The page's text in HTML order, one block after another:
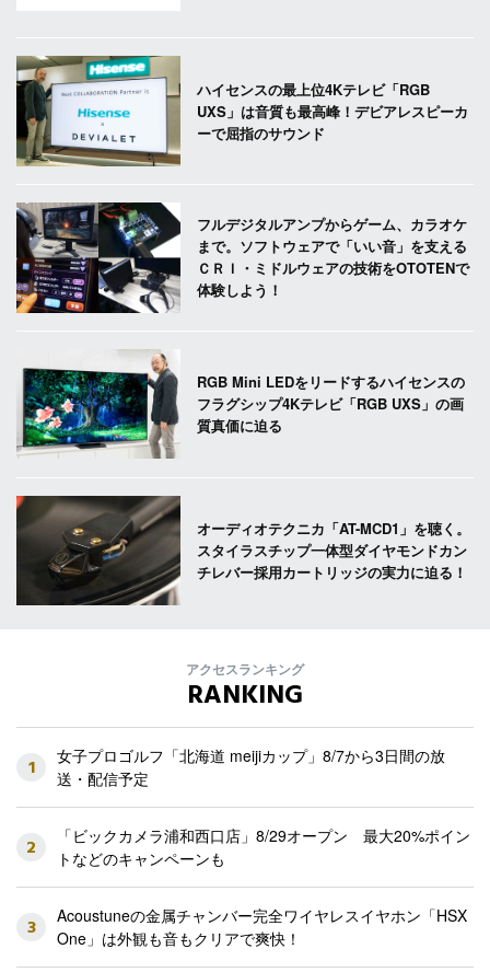
ハイセンスの最上位4Kテレビ「RGB
UXS」は音質も最高峰！デビアレスピーカ
ーで屈指のサウンド
フルデジタルアンプからゲーム、カラオケ
まで。ソフトウェアで「いい音」を支える
ＣＲＩ・ミドルウェアの技術をOTOTENで
体験しよう！
RGB Mini LEDをリードするハイセンスの
フラグシップ4Kテレビ「RGB UXS」の画
質真価に迫る
オーディオテクニカ「AT-MCD1」を聴く。
スタイラスチップ一体型ダイヤモンドカン
チレバー採用カートリッジの実力に迫る！
アクセスランキング
RANKING
1
女子プロゴルフ「北海道 meijiカップ」8/7から3日間の放
送・配信予定
2
「ビックカメラ浦和西口店」8/29オープン 最大20%ポイン
トなどのキャンペーンも
3
Acoustuneの金属チャンバー完全ワイヤレスイヤホン「HSX
One」は外観も音もクリアで爽快！